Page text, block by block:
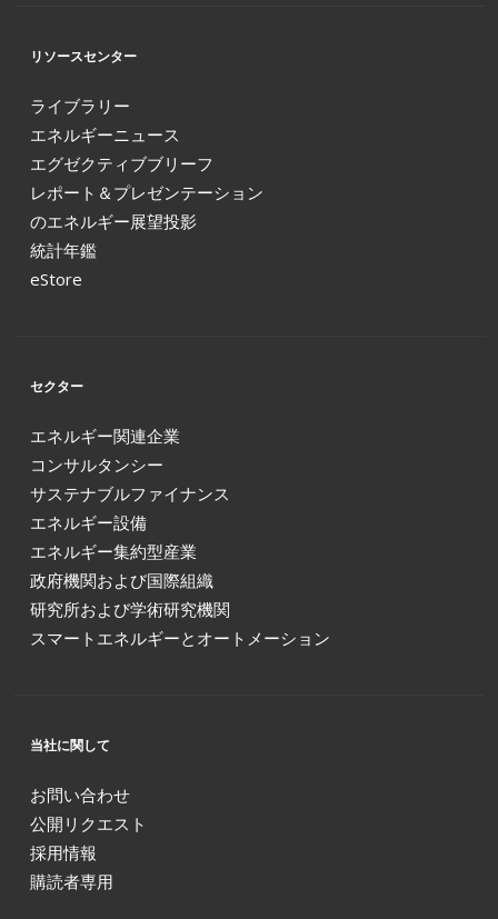
リソースセンター
ライブラリー
エネルギーニュース
エグゼクティブブリーフ
レポート＆プレゼンテーション
のエネルギー展望投影
統計年鑑
eStore
セクター
エネルギー関連企業
コンサルタンシー
サステナブルファイナンス
エネルギー設備
エネルギー集約型産業
政府機関および国際組織
研究所および学術研究機関
スマートエネルギーとオートメーション
当社に関して
お問い合わせ
公開リクエスト
採用情報
購読者専用